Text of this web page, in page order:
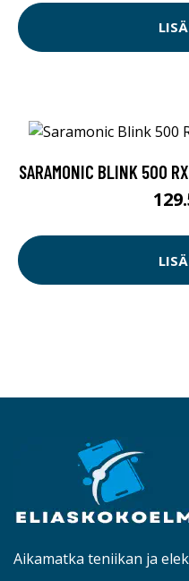
SARAMONIC BLINK 500
Aikamatka teniikan ja